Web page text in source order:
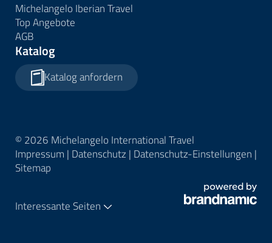
Michelangelo Iberian Travel
Top Angebote
AGB
Katalog
Katalog anfordern
© 2026 Michelangelo International Travel
Impressum | Datenschutz | Datenschutz-Einstellungen |
Sitemap
Interessante Seiten